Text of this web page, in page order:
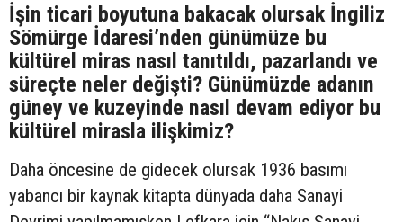
İşin ticari boyutuna bakacak olursak İngiliz
Sömürge İdaresi’nden günümüze bu
kültürel miras nasıl tanıtıldı, pazarlandı ve
süreçte neler değişti? Günümüzde adanın
güney ve kuzeyinde nasıl devam ediyor bu
kültürel mirasla ilişkimiz?
Daha öncesine de gidecek olursak 1936 basımı
yabancı bir kaynak kitapta dünyada daha Sanayi